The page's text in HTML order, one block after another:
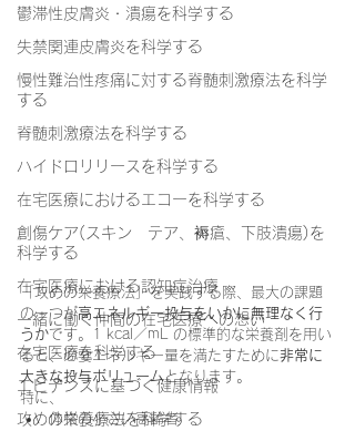
鬱滞性皮膚炎・潰瘍を科学する
失禁関連皮膚炎を科学する
慢性難治性疼痛に対する脊髄刺激療法を科学
する
脊髄刺激療法を科学する
ハイドロリリースを科学する
在宅医療におけるエコーを科学する
創傷ケア(スキン テア、褥瘡、下肢潰瘍)を
科学する
在宅医療における認知症治療
一緒に働く仲間の在宅医療への想い
在宅医療を科学する
エビデンスに基づく健康情報
攻めの栄養療法を科学する
「攻めの栄養療法」を実践する際、最大の課題
の一つが高エネルギー投与をいかに無理なく行
うかです。1 kcal／mL の標準的な栄養剤を用い
ると、必要エネルギー量を満たすために非常に
大きな投与ボリュームとなります。
特に、
体格の小さい高齢者